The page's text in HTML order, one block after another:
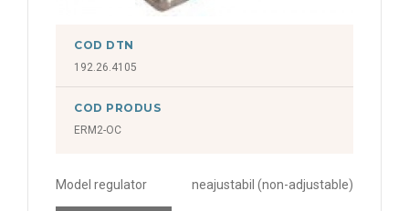
COD DTN
192.26.4105
COD PRODUS
ERM2-OC
Model regulator neajustabil (non-adjustable)